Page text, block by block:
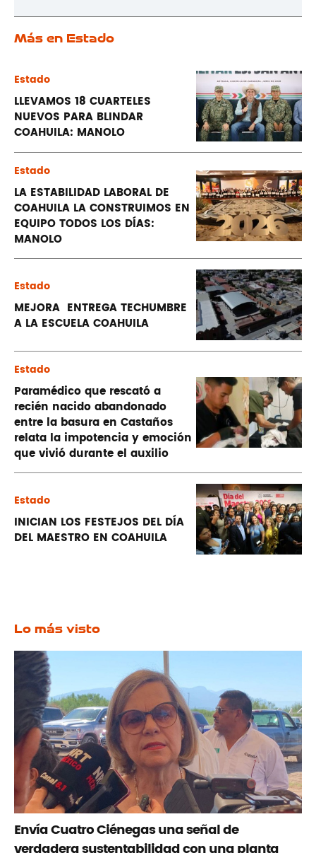
Más en Estado
Estado
LLEVAMOS 18 CUARTELES
NUEVOS PARA BLINDAR
COAHUILA: MANOLO
Estado
LA ESTABILIDAD LABORAL DE
COAHUILA LA CONSTRUIMOS EN
EQUIPO TODOS LOS DÍAS:
MANOLO
Estado
MEJORA ENTREGA TECHUMBRE
A LA ESCUELA COAHUILA
Estado
Paramédico que rescató a
recién nacido abandonado
entre la basura en Castaños
relata la impotencia y emoción
que vivió durante el auxilio
Estado
INICIAN LOS FESTEJOS DEL DÍA
DEL MAESTRO EN COAHUILA
Lo más visto
Envía Cuatro Ciénegas una señal de